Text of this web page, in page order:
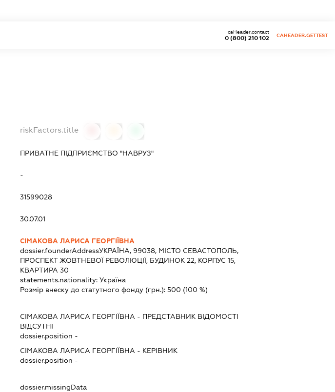
0 (800) 210 102
caHeader.contact
CAHEADER.GETTEST
riskFactors.title
ПРИВАТНЕ ПІДПРИЄМСТВО "НАВРУЗ"
-
31599028
30.07.01
СІМАКОВА ЛАРИСА ГЕОРГІЇВНА
dossier.founderAddressУКРАЇНА, 99038, МІСТО СЕВАСТОПОЛЬ,
ПРОСПЕКТ ЖОВТНЕВОЇ РЕВОЛЮЦІЇ, БУДИНОК 22, КОРПУС 15,
КВАРТИРА 30
statements.nationality: Україна
Розмір внеску до статутного фонду (грн.): 500 (100 %)
СІМАКОВА ЛАРИСА ГЕОРГІЇВНА - ПРЕДСТАВНИКВІДОМОСТІ
ВІДСУТНІ
dossier.position -
СІМАКОВА ЛАРИСА ГЕОРГІЇВНА - КЕРІВНИК
dossier.position -
dossier.missingData